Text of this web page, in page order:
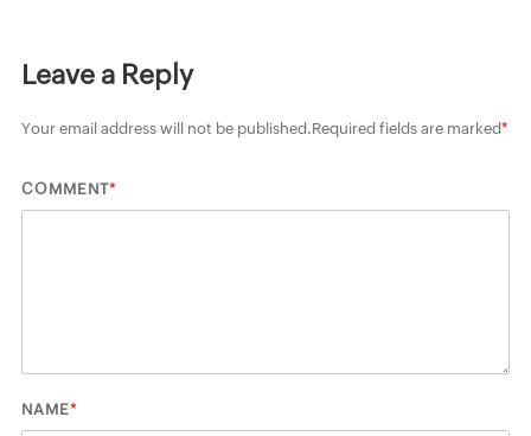
Leave a Reply
Your email address will not be published.Required fields are marked*
COMMENT*
NAME*